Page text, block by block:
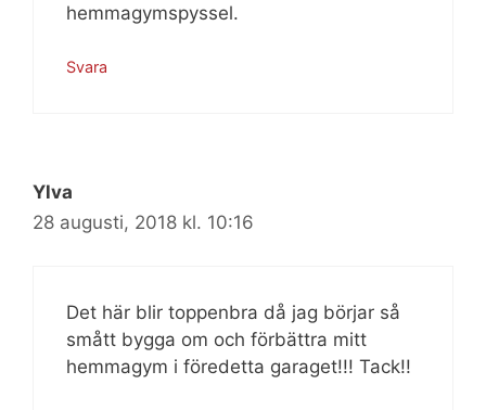
hemmagymspyssel.
Svara
Ylva
28 augusti, 2018 kl. 10:16
Det här blir toppenbra då jag börjar så
smått bygga om och förbättra mitt
hemmagym i föredetta garaget!!! Tack!!